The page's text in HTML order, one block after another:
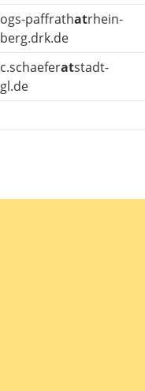
ogs-paffrathatrhein-
berg.drk.de
c.schaeferatstadt-
gl.de